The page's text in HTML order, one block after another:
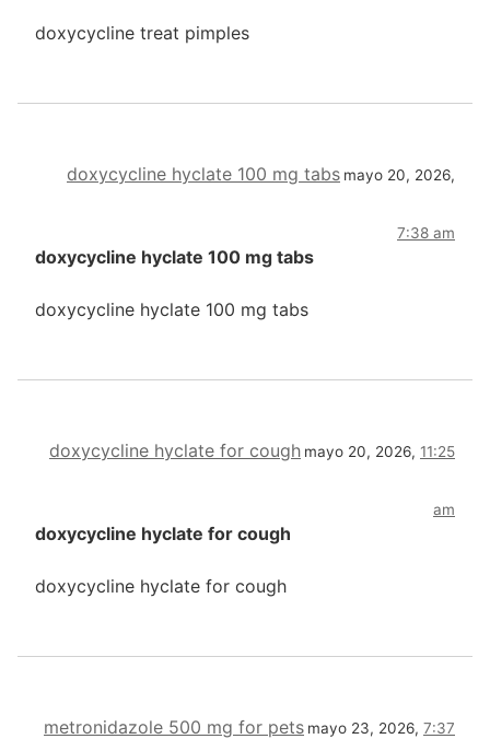
doxycycline treat pimples
doxycycline hyclate 100 mg tabs mayo 20, 2026,
7:38 am
doxycycline hyclate 100 mg tabs
doxycycline hyclate 100 mg tabs
doxycycline hyclate for cough mayo 20, 2026, 11:25
am
doxycycline hyclate for cough
doxycycline hyclate for cough
metronidazole 500 mg for pets mayo 23, 2026, 7:37